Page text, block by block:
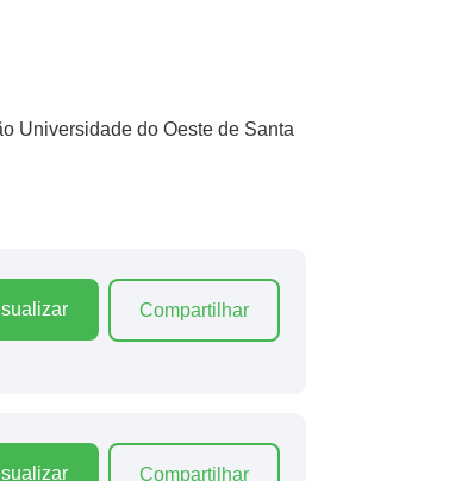
Universidade do Oeste de Santa
Compartilhar
Compartilhar